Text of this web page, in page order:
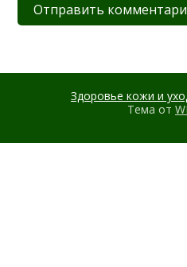
Здоровье кожи и
Тема от